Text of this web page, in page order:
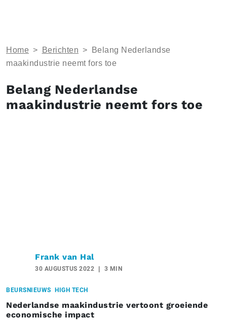
Home > Berichten >
Belang Nederlandse
maakindustrie neemt fors toe
Belang Nederlandse
maakindustrie neemt fors toe
Frank van Hal
30 AUGUSTUS 2022 3 MIN
BEURSNIEUWS HIGH TECH
Nederlandse maakindustrie vertoont groeiende
economische impact